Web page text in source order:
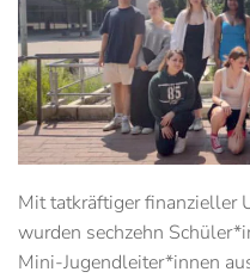
Mit tatkräftiger finanzieller
wurden sechzehn
Mini-Jugendleiter*innen